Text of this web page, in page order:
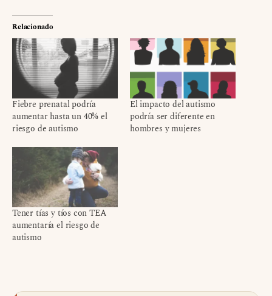
Relacionado
Fiebre prenatal podría
aumentar hasta un 40% el
riesgo de autismo
El impacto del autismo
podría ser diferente en
hombres y mujeres
Tener tías y tíos con TEA
aumentaría el riesgo de
autismo